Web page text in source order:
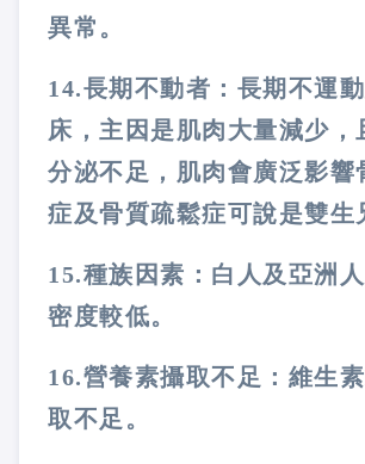
異常。
14.長期不動者： 長期不運
床，主因是肌肉大量減少，
分泌不足，肌肉會廣泛影響
症及骨質疏鬆症可說是雙生
15.種族因素： 白人及亞洲
密度較低。
16.營養素攝取不足： 維生素
取不足。